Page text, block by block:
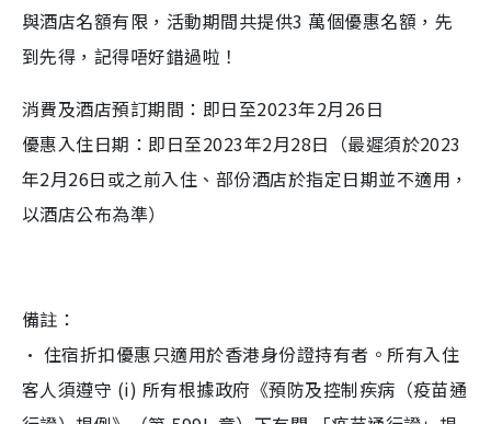
與酒店名額有限，活動期間共提供3 萬個優惠名額，先
到先得，記得唔好錯過啦！
消費及酒店預訂期間：即日至2023年2月26日
優惠入住日期：即日至2023年2月28日（最遲須於2023
年2月26日或之前入住、部份酒店於指定日期並不適用，
以酒店公布為準）
備註：
• 住宿折扣優惠只適用於香港身份證持有者。所有入住
客人須遵守 (i) 所有根據政府《預防及控制疾病（疫苗通